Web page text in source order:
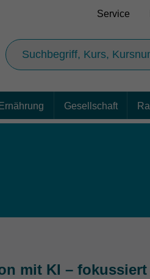
Service
Ernährung Gesellschaft
mit KI – fokussiert